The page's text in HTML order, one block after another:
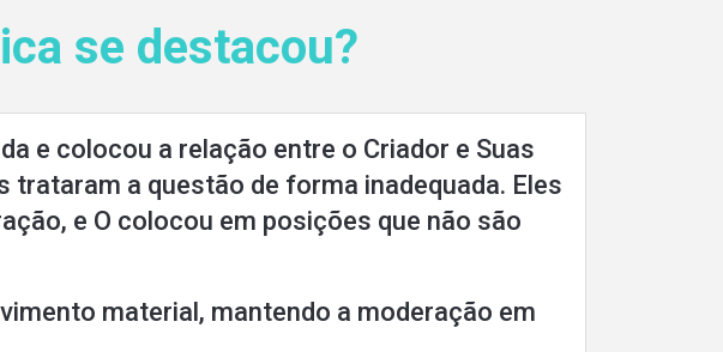
se destacou?
e colocou a relação entre o Criador e Suas
a questão de forma inadequada. Eles
e O colocou em posições que não são
material, mantendo a moderação em